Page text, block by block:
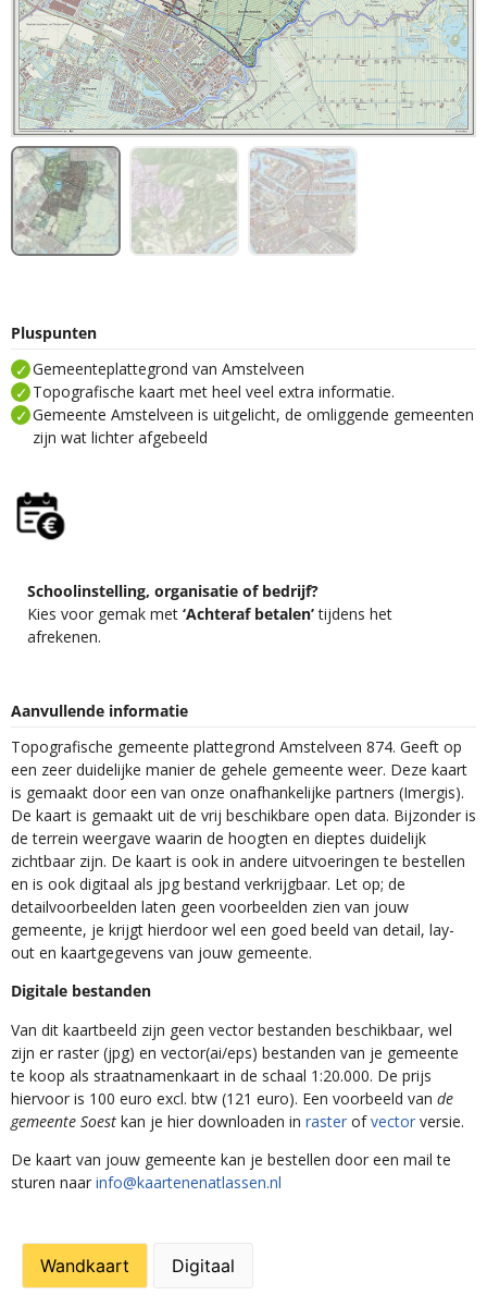
Pluspunten
Gemeenteplattegrond van Amstelveen
Topografische kaart met heel veel extra informatie.
Gemeente Amstelveen is uitgelicht, de omliggende gemeenten
zijn wat lichter afgebeeld
Schoolinstelling, organisatie of bedrijf?
Kies voor gemak met ‘Achteraf betalen’tijdens het
afrekenen.
Aanvullende informatie
Topografische gemeente plattegrond Amstelveen 874. Geeft op
een zeer duidelijke manier de gehele gemeente weer. Deze kaart
is gemaakt door een van onze onafhankelijke partners (Imergis).
De kaart is gemaakt uit de vrij beschikbare open data. Bijzonder is
de terrein weergave waarin de hoogten en dieptes duidelijk
zichtbaar zijn. De kaart is ook in andere uitvoeringen te bestellen
en is ook digitaal als jpg bestand verkrijgbaar. Let op; de
detailvoorbeelden laten geen voorbeelden zien van jouw
gemeente, je krijgt hierdoor wel een goed beeld van detail, lay-
out en kaartgegevens van jouw gemeente.
Digitale bestanden
Van dit kaartbeeld zijn geen vector bestanden beschikbaar, wel
zijn er raster (jpg) en vector(ai/eps) bestanden van je gemeente
te koop als straatnamenkaart in de schaal 1:20.000. De prijs
hiervoor is 100 euro excl. btw (121 euro). Een voorbeeld van de
gemeente Soest kan je hier downloaden in raster ofvector versie.
De kaart van jouw gemeente kan je bestellen door een mail te
sturen naar info@kaartenenatlassen.nl
Wandkaart Digitaal